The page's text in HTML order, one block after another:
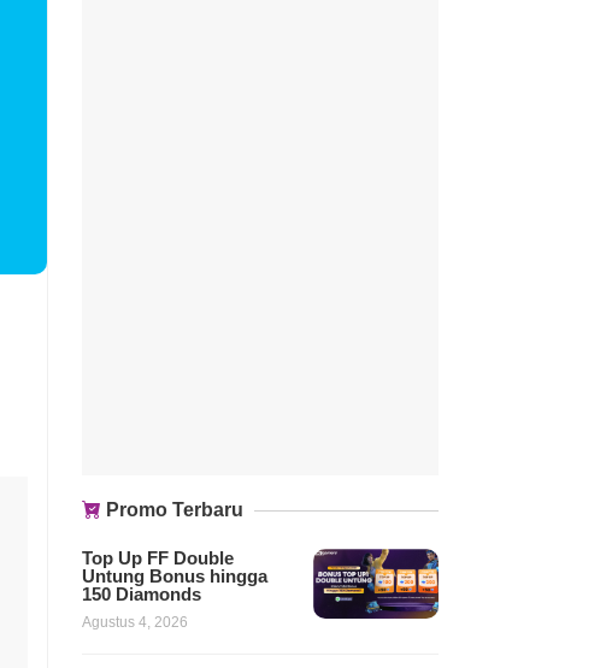
Promo Terbaru
Top Up FF Double
Untung Bonus hingga
150 Diamonds
Agustus 4, 2026